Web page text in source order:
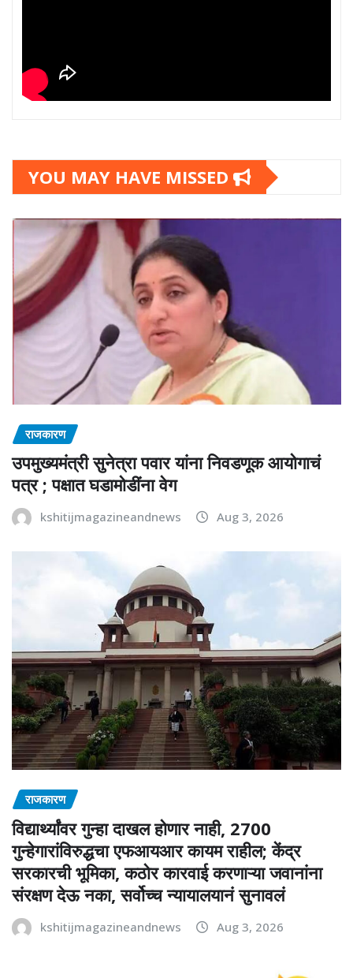
YOU MAY HAVE MISSED
राजकारण
उपमुख्यमंत्री सुनेत्रा पवार यांना निवडणूक आयोगाचं
पत्र ; पक्षात घडामोडींना वेग
kshitijmagazineandnews Aug 3, 2026
राजकारण
विद्यार्थ्यांवर गुन्हा दाखल होणार नाही, 2700
गुन्हेगारांविरुद्धचा एफआयआर कायम राहील; केंद्र
सरकारची भूमिका, कठोर कारवाई करणाऱ्या जवानांना
संरक्षण देऊ नका, सर्वोच्च न्यायालयानं सुनावलं
kshitijmagazineandnews Aug 3, 2026